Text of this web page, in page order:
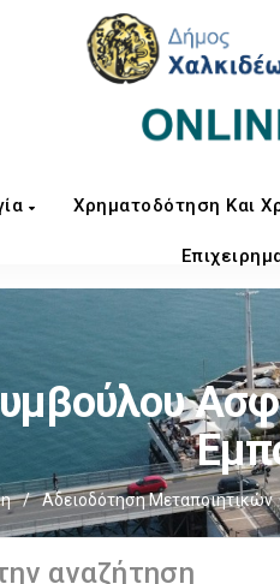
Χρηματοδότηση Και
/ Αδειοδότηση Μεταποιητικών